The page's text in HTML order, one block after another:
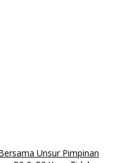
Unsur Pimpinan